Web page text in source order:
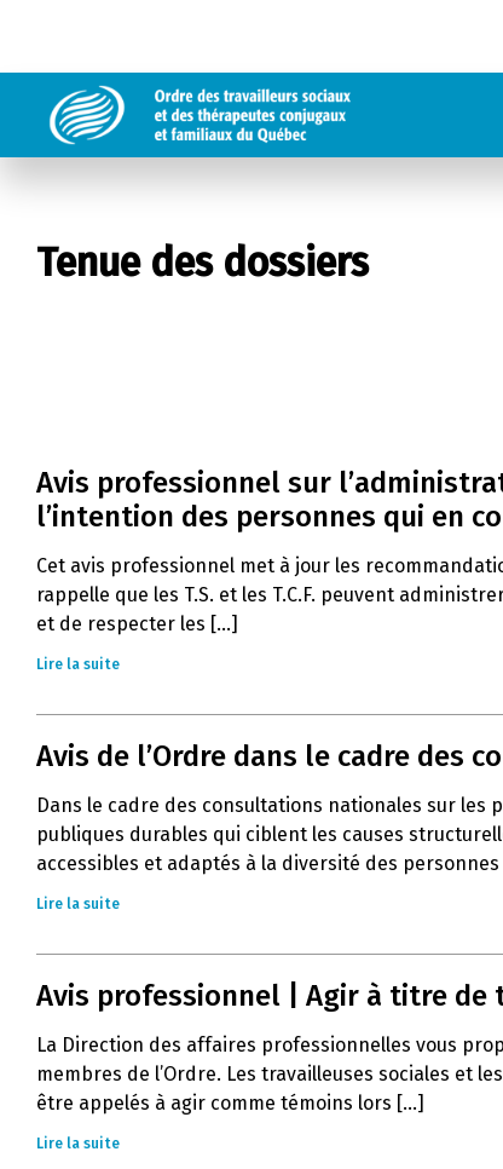
Tenue des dossiers
Avis professionnel sur
l’intention des personnes qui en
Cet avis professionnel met à jour les
rappelle que les T.S. et les T.C.F. peuvent
et de respecter les [...]
Lire la suite
Avis de l’Ordre dans le cadre des
Dans le cadre des consultations nationales sur
publiques durables qui ciblent les causes
accessibles et adaptés à la diversité des personnes
Lire la suite
Avis professionnel | Agir à titre de
La Direction des affaires professionnelles vous
membres de l’Ordre. Les travailleuses sociales et
être appelés à agir comme témoins lors [...]
Lire la suite